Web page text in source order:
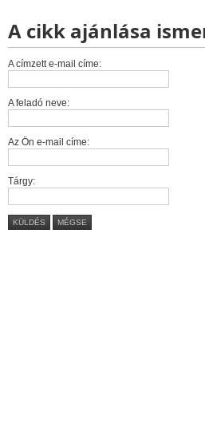
A cikk ajánlása
A címzett e-mail címe:
A feladó neve:
Az Ön e-mail címe:
Tárgy:
KÜLDÉS MÉGSE